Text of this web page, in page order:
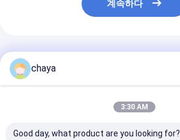
계속하다
추천된 제품
chaya
3:30 AM
Good day, what product are you looking for?